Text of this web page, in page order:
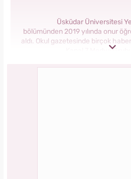
Üsküdar Üniversitesi
bölümünden 2019 yılında onur
aldı. Okul gazetesinde birçok
Kanal 7 Medya
stajyerlik yaptı. Yasemin.com’da